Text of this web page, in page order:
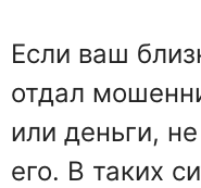
Если ваш
отдал
или деньги,
его. В таких